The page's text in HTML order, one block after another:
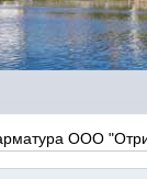
ООО